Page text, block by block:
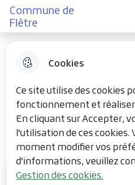
Cookies
Ce site utilise des cookies
fonctionnement et
En cliquant sur Accepter,
l'utilisation de ces cookies.
moment modifier vos
d'informations, veuillez
Gestion des cookies.
Aller
au
menu recherche
Commune de
Flêtre Commune de
Flêtre au
Accueil